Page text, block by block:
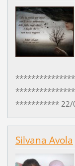
*********** 22/
Silvana Avola